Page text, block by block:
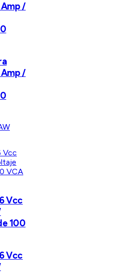
/
/
Vcc
100
Vcc